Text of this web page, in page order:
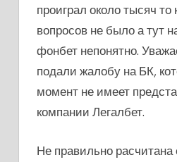
проиграл около тысяч то
вопросов не было а тут
фонбет непонятно.
подали жалобу на БК,
момент не имеет
компании Легалбет.
Не правильно